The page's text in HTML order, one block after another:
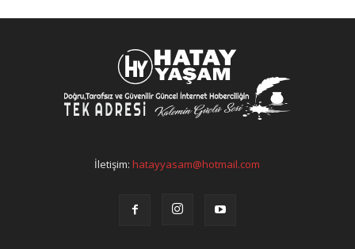
İletişim:hatayyasam@hotmail.com